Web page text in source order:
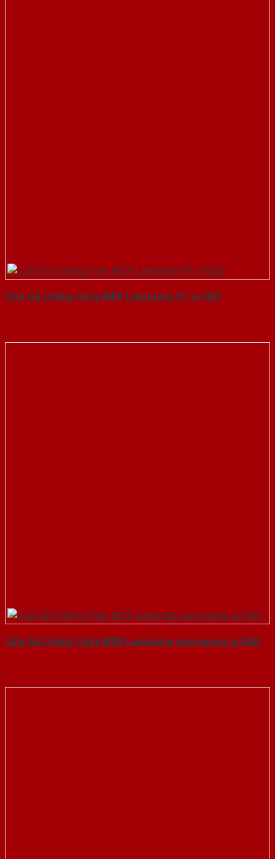
Cửa Gỗ Chống Cháy MDF Laminate P1-a-SGD
Cửa Gỗ Chống Cháy MDF Laminate van ngang-a-SGD